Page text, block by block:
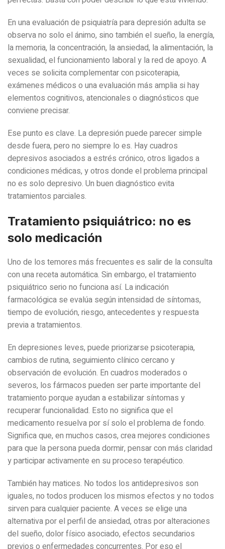
En una evaluación de psiquiatría para depresión adulta se
observa no solo el ánimo, sino también el sueño, la energía,
la memoria, la concentración, la ansiedad, la alimentación, la
sexualidad, el funcionamiento laboral y la red de apoyo. A
veces se solicita complementar con psicoterapia,
exámenes médicos o una evaluación más amplia si hay
elementos cognitivos, atencionales o diagnósticos que
conviene precisar.
Ese punto es clave. La depresión puede parecer simple
desde fuera, pero no siempre lo es. Hay cuadros
depresivos asociados a estrés crónico, otros ligados a
condiciones médicas, y otros donde el problema principal
no es solo depresivo. Un buen diagnóstico evita
tratamientos parciales.
Tratamiento psiquiátrico: no es
solo medicación
Uno de los temores más frecuentes es salir de la consulta
con una receta automática. Sin embargo, el tratamiento
psiquiátrico serio no funciona así. La indicación
farmacológica se evalúa según intensidad de síntomas,
tiempo de evolución, riesgo, antecedentes y respuesta
previa a tratamientos.
En depresiones leves, puede priorizarse psicoterapia,
cambios de rutina, seguimiento clínico cercano y
observación de evolución. En cuadros moderados o
severos, los fármacos pueden ser parte importante del
tratamiento porque ayudan a estabilizar síntomas y
recuperar funcionalidad. Esto no significa que el
medicamento resuelva por sí solo el problema de fondo.
Significa que, en muchos casos, crea mejores condiciones
para que la persona pueda dormir, pensar con más claridad
y participar activamente en su proceso terapéutico.
También hay matices. No todos los antidepresivos son
iguales, no todos producen los mismos efectos y no todos
sirven para cualquier paciente. A veces se elige una
alternativa por el perfil de ansiedad, otras por alteraciones
del sueño, dolor físico asociado, efectos secundarios
previos o enfermedades concurrentes. Por eso el